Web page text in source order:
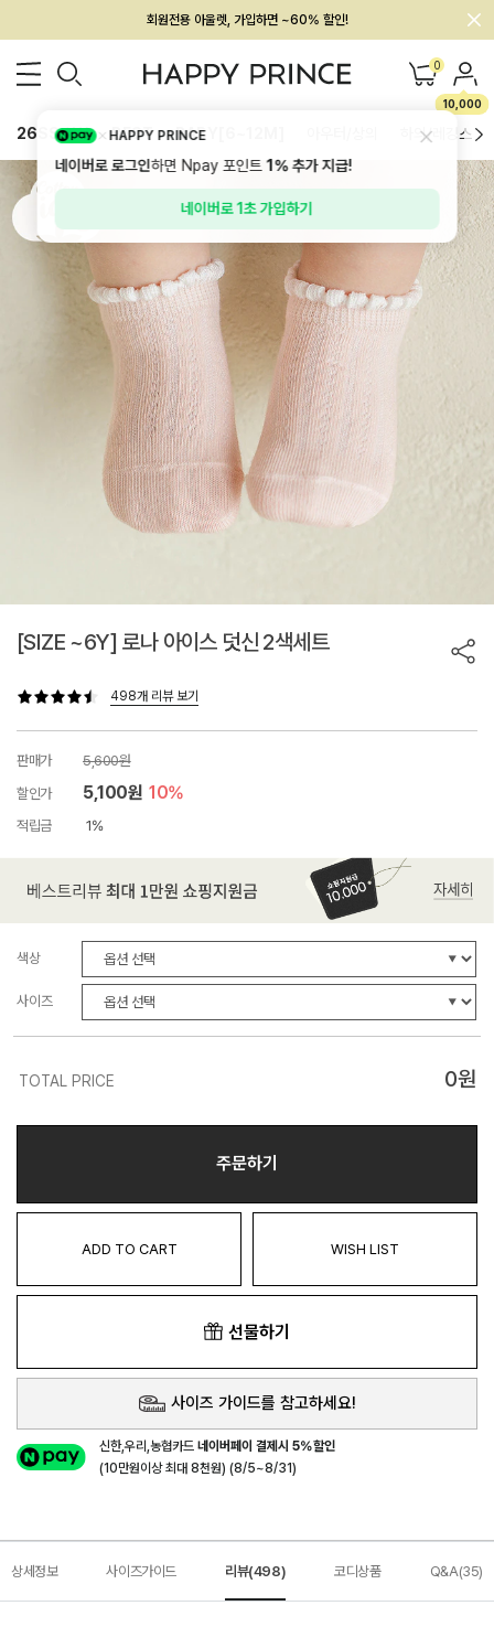
회원전용 아울렛, 가입하면 ~60% 할인!
멤버십 최대 28,000원 혜택 0
10,000
26SS 신상 BEST BABY[6~12M] 하의/레깅스
[SIZE ~6Y] 로나 아이스 덧신 2색세트
498개 리뷰 보기
판매가
5,600원
할인가
5,100원 10%
적립금 1%
색상
사이즈
TOTAL PRICE 0원
주문하기
ADD TO CART WISH LIST
선물하기
사이즈 가이드를 참고하세요!
신한,우리,농협카드네이버페이 결제시 5%할인
(10만원이상 최대 8천원) (8/5~8/31)
상세정보 사이즈가이드 리뷰(498) 코디상품 Q&A(35)
HAPPY PRINCE
네이버로 로그인하면 Npay 포인트1%추가 지급!
네이버로 1초 가입하기